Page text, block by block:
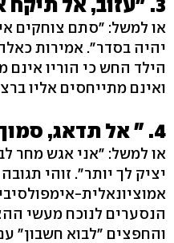
3. "עזוב, אל תיקח את זה ברצינות"
או למשל: "סתם צוחקים
יהיה בסדר". אמירות
הילד החש כי הוריו
ואינם מתייחסים אליו
4. " אל תדאג, סמוך עלי"
או למשל: "אני אגש מחר
יציק לך יותר". זוהי תגובה
אמוציונאלית-
הנסערים לנוכח מעשי
והחפצים "לבוא חשבון"